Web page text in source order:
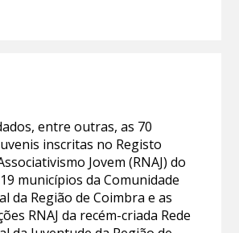
entre outras, as 70
inscritas no Registo
Jovem (RNAJ) do
municípios da Comunidade
da Região de Coimbra e as
RNAJ da recém-criada Rede